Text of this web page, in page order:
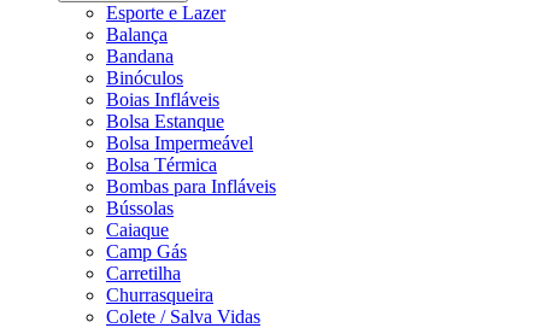
Esporte e Lazer
Balança
Bandana
Binóculos
Boias Infláveis
Bolsa Estanque
Bolsa Impermeável
Bolsa Térmica
Bombas para Infláveis
Bússolas
Caiaque
Camp Gás
Carretilha
Churrasqueira
Colete / Salva Vidas